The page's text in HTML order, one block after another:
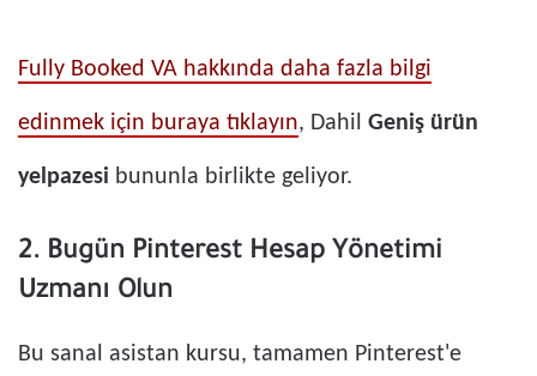
Fully Booked VA hakkında daha fazla bilgi
edinmek için buraya tıklayın, Dahil Geniş ürün
yelpazesi bununla birlikte geliyor.
2. Bugün Pinterest Hesap Yönetimi
Uzmanı Olun
Bu sanal asistan kursu, tamamen Pinterest'e